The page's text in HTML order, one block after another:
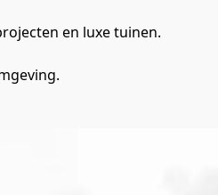
en luxe tuinen.